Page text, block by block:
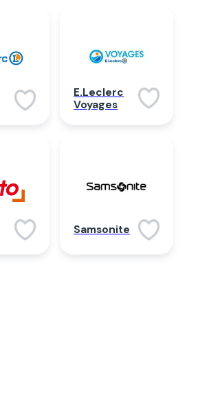
E.Leclerc
Voyages
Samsonite